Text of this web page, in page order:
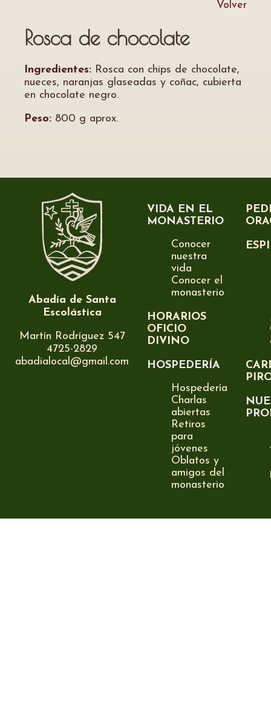
Volver
Rosca de chocolate
Ingredientes: Rosca con chips de chocolate,
nueces, naranjas glaseadas y coñac, cubierta
en chocolate negro.
Peso: 800 g aprox.
Abadía de Santa
Escolástica
Martín Rodríguez 547
4725-2829
abadialocal@gmail.com
VIDA EN EL
MONASTERIO
Conocer
nuestra
vida
Conocer el
monasterio
HORARIOS
OFICIO
DIVINO
HOSPEDERÍA
Hospedería
Charlas
abiertas
Retiros
para
jóvenes
Oblatos y
amigos del
monasterio